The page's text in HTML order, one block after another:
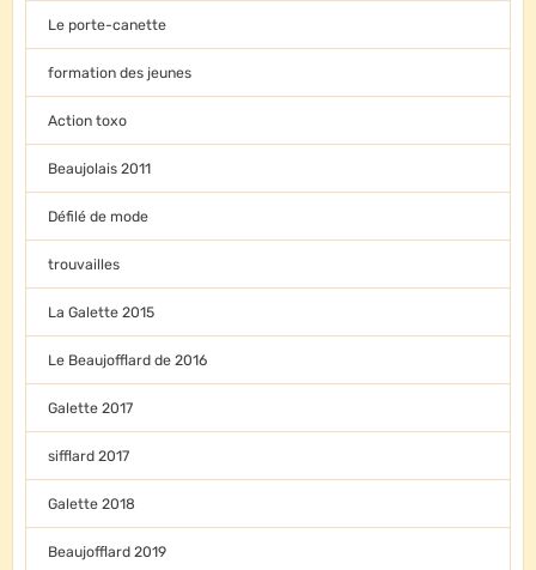
Le porte-canette
formation des jeunes
Action toxo
Beaujolais 2011
Défilé de mode
trouvailles
La Galette 2015
Le Beaujofflard de 2016
Galette 2017
sifflard 2017
Galette 2018
Beaujofflard 2019